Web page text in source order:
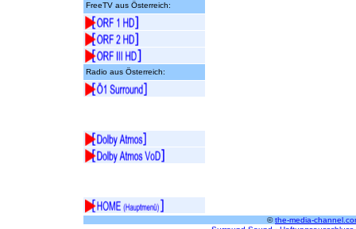
FreeTV aus Österreich:
Radio aus Österreich:
©the-media-